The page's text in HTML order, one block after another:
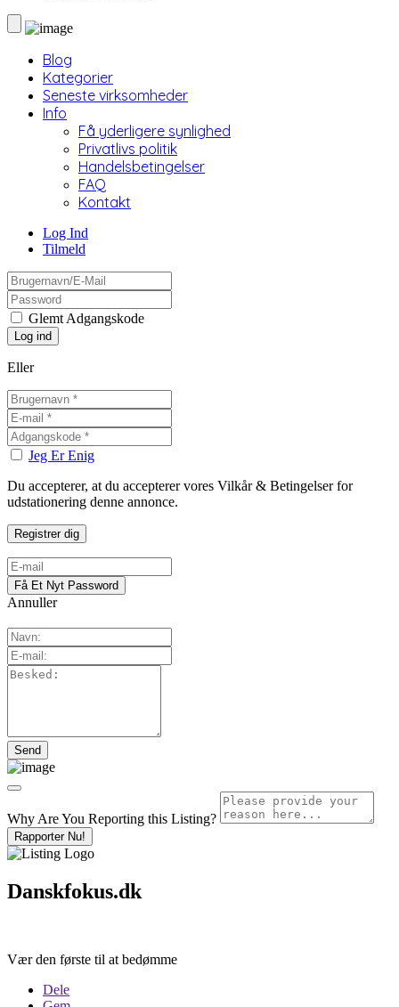
Blog
Kategorier
Seneste virksomheder
Info
Få yderligere synlighed
Privatlivs politik
Handelsbetingelser
FAQ
Kontakt
Log Ind
Tilmeld
Glemt Adgangskode
Eller
Jeg Er Enig
Du accepterer, at du accepterer vores Vilkår & Betingelser for
udstationering denne annonce.
Annuller
Why Are You Reporting this Listing?
Rapporter Nu!
Danskfokus.dk
Vær den første til at bedømme
Dele